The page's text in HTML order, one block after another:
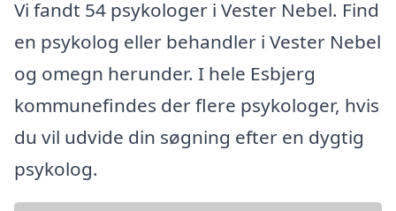
Vi fandt 54 psykologer i Vester Nebel. Find
en psykolog eller behandler i Vester Nebel
og omegn herunder. I hele Esbjerg
kommunefindes der flere psykologer, hvis
du vil udvide din søgning efter en dygtig
psykolog.